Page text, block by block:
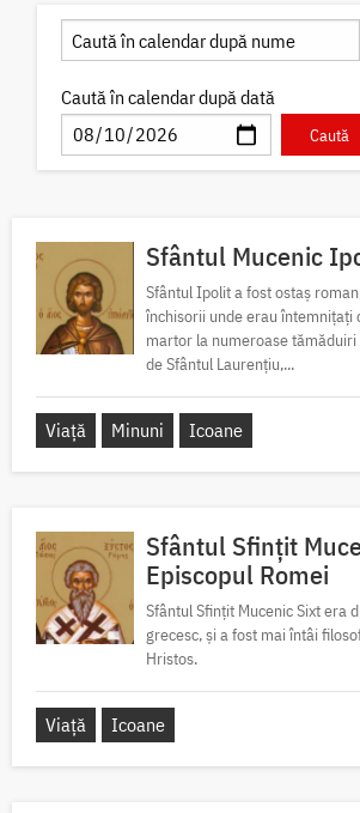
Caută în calendar după dată
Sfântul Mucenic
Sfântul Ipolit a fost ostaș
închisorii unde erau întemnițați
martor la numeroase
de Sfântul Laurențiu,...
Viață Minuni Icoane
Sfântul Sfințit
Episcopul Romei
Sfântul Sfințit Mucenic Sixt era
grecesc, și a fost mai întâi
Hristos.
Viață Icoane